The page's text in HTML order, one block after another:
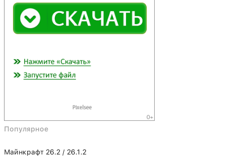
Популярное
Майнкрафт 26.2 / 26.1.2